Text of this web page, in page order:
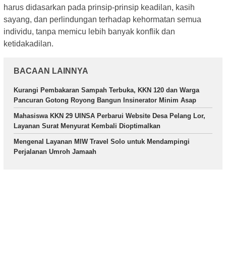
harus didasarkan pada prinsip-prinsip keadilan, kasih
sayang, dan perlindungan terhadap kehormatan semua
individu, tanpa memicu lebih banyak konflik dan
ketidakadilan.
BACAAN LAINNYA
Kurangi Pembakaran Sampah Terbuka, KKN 120 dan Warga
Pancuran Gotong Royong Bangun Insinerator Minim Asap
Mahasiswa KKN 29 UINSA Perbarui Website Desa Pelang Lor,
Layanan Surat Menyurat Kembali Dioptimalkan
Mengenal Layanan MIW Travel Solo untuk Mendampingi
Perjalanan Umroh Jamaah